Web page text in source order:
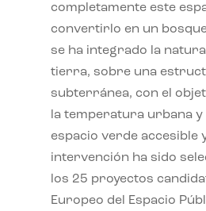
completamente este
convertirlo en un
se ha integrado la
tierra, sobre una
subterránea, con el
la temperatura urbana
espacio verde accesible
intervención ha sido
los 25 proyectos
Europeo del Espacio